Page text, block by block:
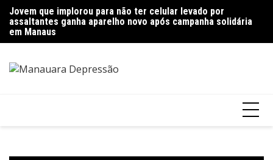
para
conteúdo
Jovem que implorou para não ter celular levado por
assaltantes ganha aparelho novo após campanha solidária
em Manaus
Polícia encontra mais de quinze quilos de entorpecentes
escondidos em imóvel abandonado em Manaus